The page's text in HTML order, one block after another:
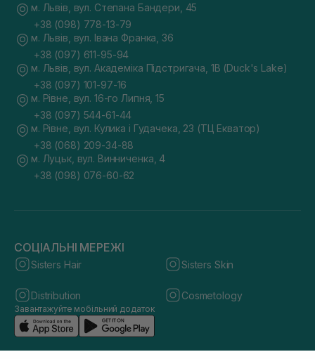
м. Львів, вул. Степана Бандери, 45
+38 (098) 778-13-79
м. Львів, вул. Івана Франка, 36
+38 (097) 611-95-94
м. Львів, вул. Академіка Підстригача, 1В (Duck's Lake)
+38 (097) 101-97-16
м. Рівне, вул. 16-го Липня, 15
+38 (097) 544-61-44
м. Рівне, вул. Кулика і Гудачека, 23 (ТЦ Екватор)
+38 (068) 209-34-88
м. Луцьк, вул. Винниченка, 4
+38 (098) 076-60-62
СОЦІАЛЬНІ МЕРЕЖІ
Sisters Hair Sisters Skin
Distribution Cosmetology
Завантажуйте мобільний додаток